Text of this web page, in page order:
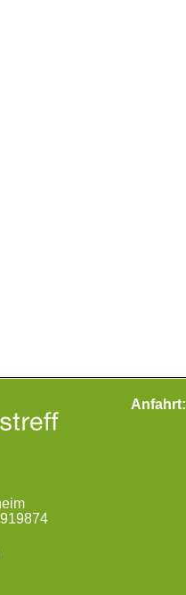
Anfahrt: